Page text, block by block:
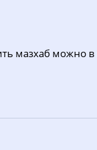
мазхаб можно в